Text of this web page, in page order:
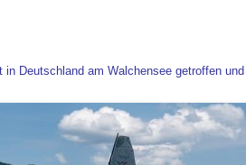
Deutschland am Walchensee getroffen